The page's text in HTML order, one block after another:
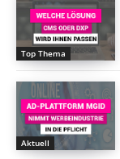
Top Thema
Aktuell